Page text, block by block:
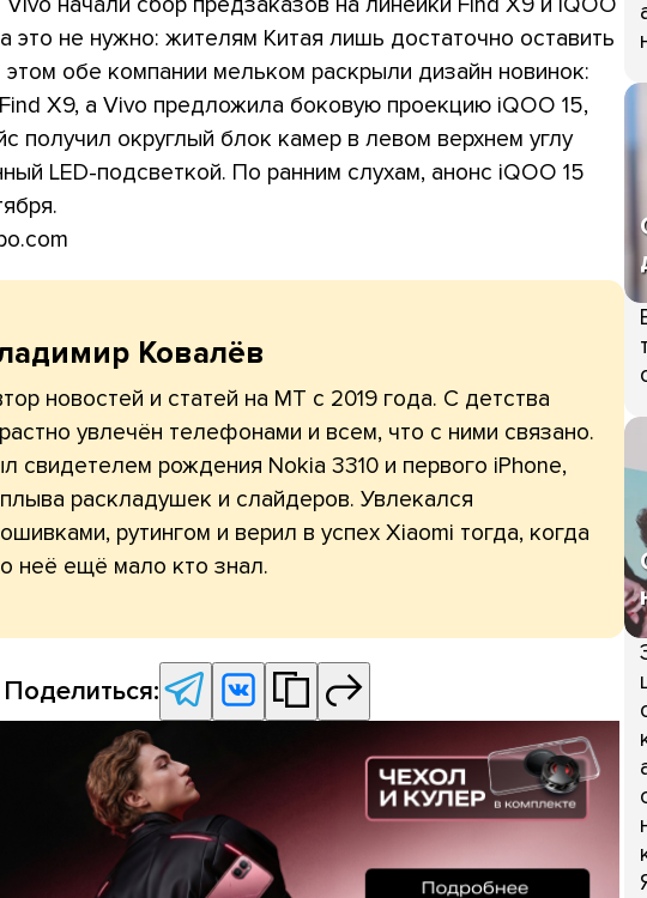
это не нужно: жителям Китая лишь достаточно оставить
этом обе компании мельком раскрыли дизайн новинок:
X9, а Vivo предложила боковую проекцию iQOO 15,
получил округлый блок камер в левом верхнем углу
LED-подсветкой. По ранним слухам, анонс iQOO 15
Ковалёв
новостей и статей на МТ с 2019 года. С детства
увлечён телефонами и всем, что с ними связано.
свидетелем рождения Nokia 3310 и первого iPhone,
раскладушек и слайдеров. Увлекался
рутингом и верил в успех Xiaomi тогда, когда
неё ещё мало кто знал.
Поделиться: